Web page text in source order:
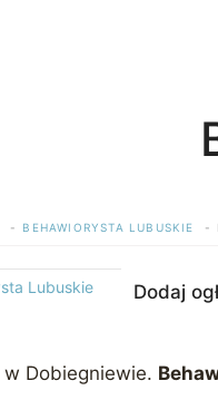
BEHAWIORYSTA LUBUSKIE
Lubuskie Dodaj
Dobiegniewie.